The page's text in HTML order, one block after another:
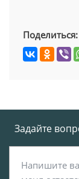
Поделиться:
Задайте